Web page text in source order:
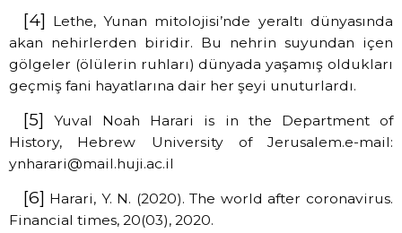
[4] Lethe, Yunan mitolojisi’nde yeraltı dünyasında
akan nehirlerden biridir. Bu nehrin suyundan içen
gölgeler (ölülerin ruhları) dünyada yaşamış oldukları
geçmiş fani hayatlarına dair her şeyi unuturlardı.
[5] Yuval Noah Harari is in the Department of
History, Hebrew University of Jerusalem.e-mail:
ynharari@mail.huji.ac.il
[6] Harari, Y. N. (2020). The world after coronavirus.
Financial times, 20(03), 2020.